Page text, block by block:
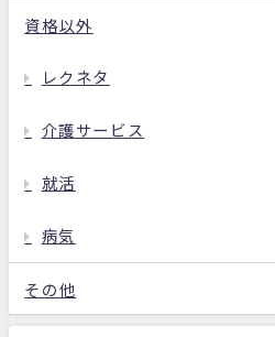
資格以外
レクネタ
介護サービス
就活
病気
その他